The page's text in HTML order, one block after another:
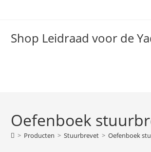
inhoudShop Leidraad voor de
Oefenboek
> Producten > Stuurbrevet > Oefenboek